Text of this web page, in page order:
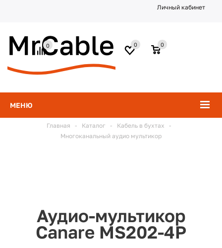
Личный кабинет
МЕНЮ
0
0
0
Главная - Каталог - Кабель в бухтах
-
Многоканальный аудио мультикор
Аудио-мультикор
Canare MS202-4P